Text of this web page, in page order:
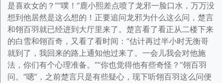
是喜欢女的？”“噗！”鹿小熙差点喷了龙邪一脸口水，万万没
想到他居然是这么想的！正要追问龙邪为什么这么问，楚言
和翎百羽就已经进到大厅里来了。楚言看了看正从二楼下来
的白雪和翎百奇，又看了看时间：“估计再过半小时无衡哥
就到了，我回来的路上通知他过来了。一会儿我会对他施
法，你们有个心理准备。”“你也觉得他有些奇怪？”翎百羽
问。“嗯”，之前楚言只是有些疑心，现下听翎百羽这么问便